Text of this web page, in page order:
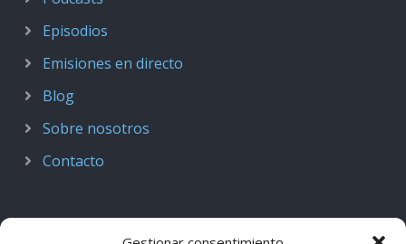
Episodios
Emisiones en directo
Blog
Sobre nosotros
Contacto